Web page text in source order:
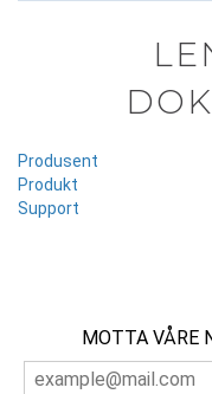
Produsent
Produkt
Support
MOTTA VÅRE